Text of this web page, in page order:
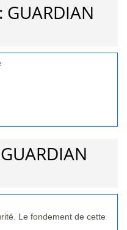
Le fondement de cette